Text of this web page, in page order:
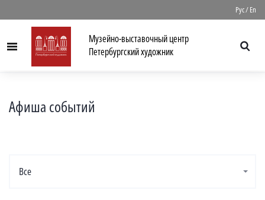
Рус/En
Menu
Музейно-выставочный центр
Петербургский художник
Афиша событий
Все